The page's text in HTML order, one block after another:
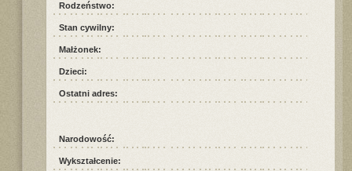
Rodzeństwo:
Stan cywilny:
Małżonek:
Dzieci:
Ostatni adres:
Narodowość:
Wykształcenie: